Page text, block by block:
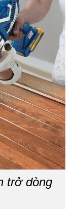
trở dòng